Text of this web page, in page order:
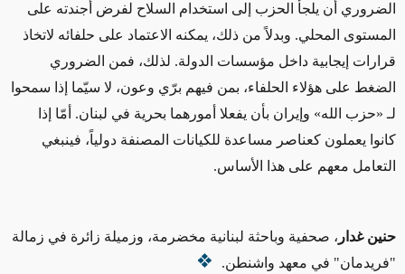
الضروري أن يلجأ الحزب إلى استخدام السلاح لفرض أجندته على
المستوى المحلي. وبدلاً من ذلك، يمكنه الاعتماد على حلفائه لاتخاذ
قرارات إيجابية داخل مؤسسات الدولة. لذلك، فمن الضروري
الضغط على هؤلاء الحلفاء، بمن فيهم برّي وعون، لا سيّما إذا سمحوا
لـ «حزب الله» وإيران بأن يفعلا أمورهما بحرية في لبنان. أمّا إذا
كانوا يعملون كعناصر مساعدة للكيانات المصنفة دولياً، فينبغي
التعامل معهم على هذا الأساس.
حنين غدار ، صحفية وباحثة لبنانية مخضرمة، وزميلة زائرة في زمالة
"فريدمان" في معهد واشنطن.